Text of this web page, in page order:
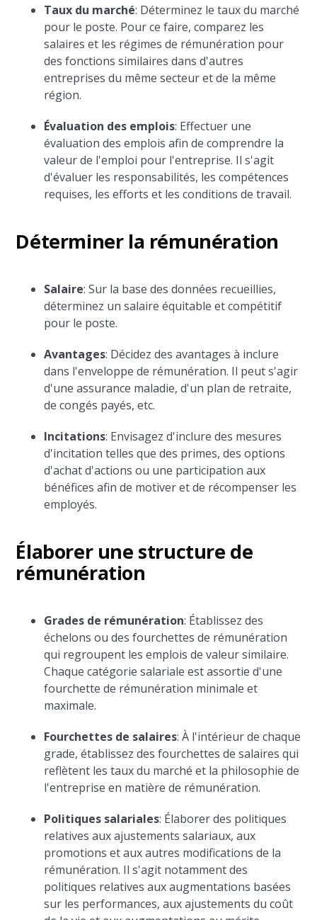
Taux du marché: Déterminez le taux du marché
pour le poste. Pour ce faire, comparez les
salaires et les régimes de rémunération pour
des fonctions similaires dans d'autres
entreprises du même secteur et de la même
région.
Évaluation des emplois: Effectuer une
évaluation des emplois afin de comprendre la
valeur de l'emploi pour l'entreprise. Il s'agit
d'évaluer les responsabilités, les compétences
requises, les efforts et les conditions de travail.
Déterminer la rémunération
Salaire: Sur la base des données recueillies,
déterminez un salaire équitable et compétitif
pour le poste.
Avantages: Décidez des avantages à inclure
dans l'enveloppe de rémunération. Il peut s'agir
d'une assurance maladie, d'un plan de retraite,
de congés payés, etc.
Incitations: Envisagez d'inclure des mesures
d'incitation telles que des primes, des options
d'achat d'actions ou une participation aux
bénéfices afin de motiver et de récompenser les
employés.
Élaborer une structure de
rémunération
Grades de rémunération: Établissez des
échelons ou des fourchettes de rémunération
qui regroupent les emplois de valeur similaire.
Chaque catégorie salariale est assortie d'une
fourchette de rémunération minimale et
maximale.
Fourchettes de salaires: À l'intérieur de chaque
grade, établissez des fourchettes de salaires qui
reflètent les taux du marché et la philosophie de
l'entreprise en matière de rémunération.
Politiques salariales: Élaborer des politiques
relatives aux ajustements salariaux, aux
promotions et aux autres modifications de la
rémunération. Il s'agit notamment des
politiques relatives aux augmentations basées
sur les performances, aux ajustements du coût